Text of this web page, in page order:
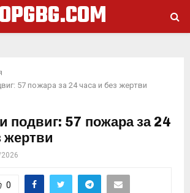
OPGBG.COM
57 пожара за 24 часа и без жертви
подвиг: 57 пожара за 24
жертви
0